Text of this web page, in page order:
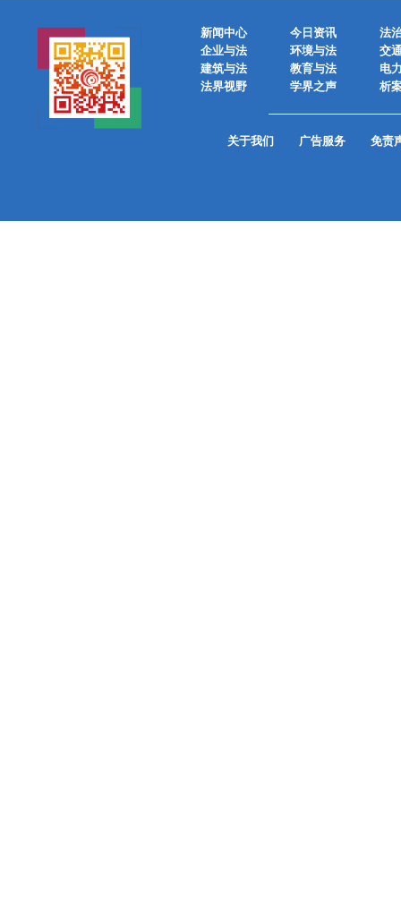
新闻中心 今日资讯
法
企业与法
环境与法
交
建筑与法
教育与法
电
法界视野
学界之声 析
关于我们 广告服务 免责